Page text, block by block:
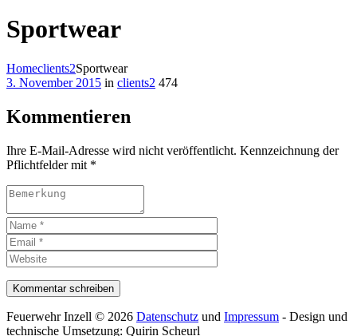
Sportwear
Homeclients2Sportwear
3. November 2015 in clients2 474
Kommentieren
Ihre E-Mail-Adresse wird nicht veröffentlicht. Kennzeichnung der
Pflichtfelder mit *
Feuerwehr Inzell © 2026 Datenschutz und Impressum - Design und
technische Umsetzung: Quirin Scheurl